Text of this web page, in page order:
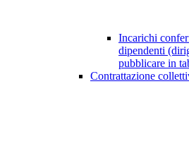
Incarichi
dipendenti
pubblicare in
Contrattazione